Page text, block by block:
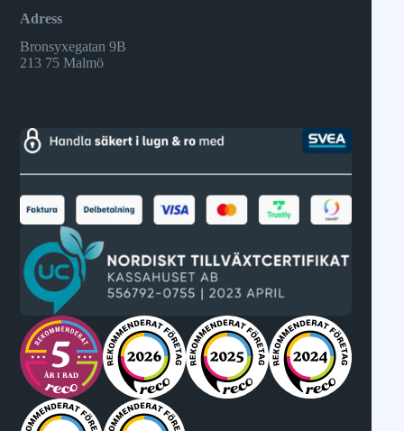
Adress
Bronsyxegatan 9B
213 75 Malmö